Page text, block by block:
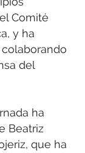
Comité
y ha
del
ha
Beatriz
que ha